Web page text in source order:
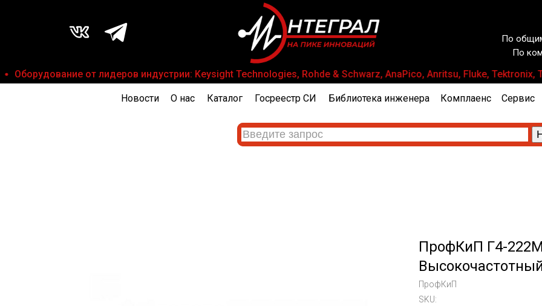
По
По
Оборудование от лидеров индустрии: Keysight Technologies, Rohde & Schwarz, AnaPico, Anritsu, Fluke, Tektronix,
Каталог
О нас Госреестр СИ Библиотека инженера Комплаенс
Новости Сервис
ПрофКиП Г4-
ПрофКиП
SKU: